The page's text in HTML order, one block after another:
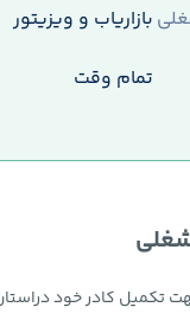
بازاریاب و ویزیتور
تمام وقت
تکمیل کادر خود